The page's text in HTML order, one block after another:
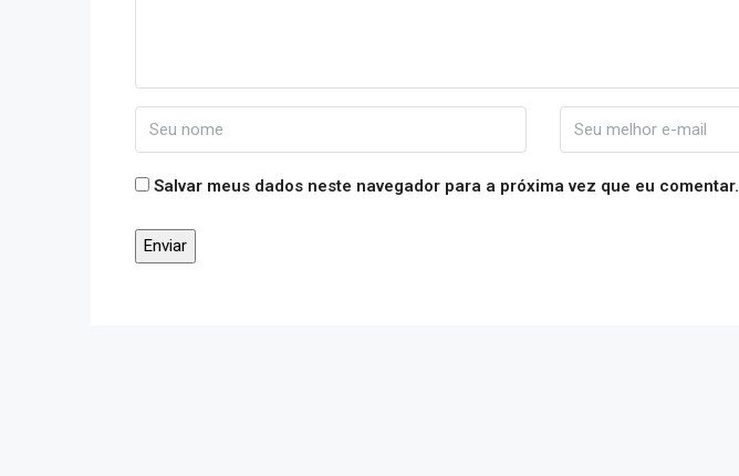
Salvar meus dados neste navegador para a próxima vez que eu comentar.